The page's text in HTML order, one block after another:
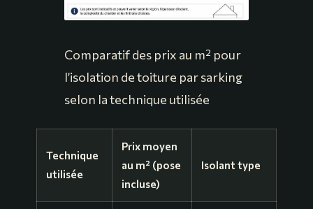
Comparatif des prix au m² pour
l’isolation de toiture par sarking
selon la technique utilisée
Technique
utilisée
Prix moyen
au m² (pose
incluse)
Isolant type